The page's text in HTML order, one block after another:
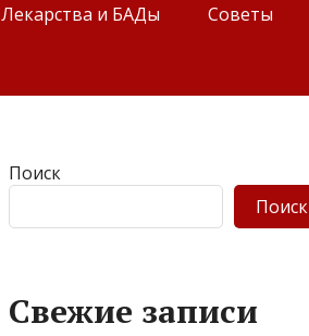
Лекарства и БАДы Советы
Поиск
Поиск
Свежие записи